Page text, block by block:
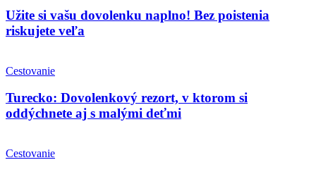
Užite si vašu dovolenku naplno! Bez poistenia
riskujete veľa
Cestovanie
Turecko: Dovolenkový rezort, v ktorom si
oddýchnete aj s malými deťmi
Cestovanie